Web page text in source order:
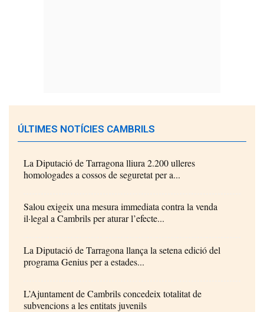
ÚLTIMES NOTÍCIES CAMBRILS
La Diputació de Tarragona lliura 2.200 ulleres
homologades a cossos de seguretat per a...
Salou exigeix una mesura immediata contra la venda
il·legal a Cambrils per aturar l’efecte...
La Diputació de Tarragona llança la setena edició del
programa Genius per a estades...
L’Ajuntament de Cambrils concedeix totalitat de
subvencions a les entitats juvenils